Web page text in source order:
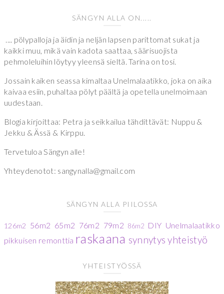
SÄNGYN ALLA ON.....
.... pölypalloja ja äidin ja neljän lapsen parittomat sukat ja
kaikki muu, mikä vain kadota saattaa, säärisuojista
pehmoleluihin löytyy yleensä sieltä. Tarina on tosi.
Jossain kaiken seassa kimaltaa Unelmalaatikko, joka on aika
kaivaa esiin, puhaltaa pölyt päältä ja opetella unelmoimaan
uudestaan.
Blogia kirjoittaa: Petra ja seikkailua tähdittävät: Nuppu &
Jekku & Ässä & Kirppu.
Tervetuloa Sängyn alle!
Yhteydenotot: sangynalla@gmail.com
SÄNGYN ALLA PIILOSSA
126m2 56m2 65m2 76m2 79m2 86m2 DIY Unelmalaatikko
pikkuisen remonttia raskaana synnytys yhteistyö
YHTEISTYÖSSÄ